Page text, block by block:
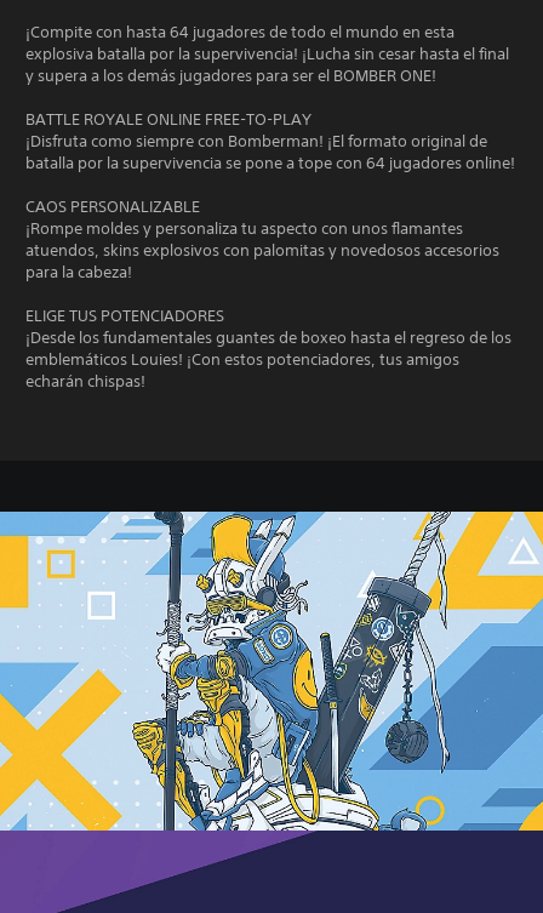
¡Compite con hasta 64 jugadores de todo el mundo en esta
explosiva batalla por la supervivencia! ¡Lucha sin cesar hasta el final
y supera a los demás jugadores para ser el BOMBER ONE!
BATTLE ROYALE ONLINE FREE-TO-PLAY
¡Disfruta como siempre con Bomberman! ¡El formato original de
batalla por la supervivencia se pone a tope con 64 jugadores online!
CAOS PERSONALIZABLE
¡Rompe moldes y personaliza tu aspecto con unos flamantes
atuendos, skins explosivos con palomitas y novedosos accesorios
para la cabeza!
ELIGE TUS POTENCIADORES
¡Desde los fundamentales guantes de boxeo hasta el regreso de los
emblemáticos Louies! ¡Con estos potenciadores, tus amigos
echarán chispas!